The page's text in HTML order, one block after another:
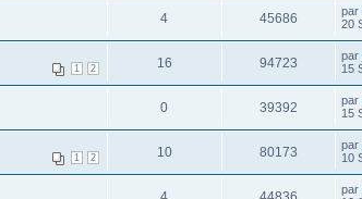
4 45686 par
20
1 2 16 94723 par
15
0 39392 par
15
1 2 10 80173 par
10
par